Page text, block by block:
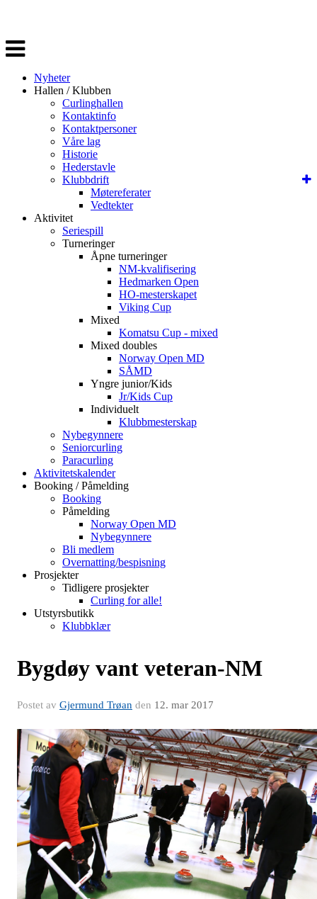
Veksle
navigasjon
Nyheter
Hallen / Klubben
Curlinghallen
Kontaktinfo
Kontaktpersoner
Våre lag
Historie
Hederstavle
Klubbdrift
Møtereferater
Vedtekter
Aktivitet
Seriespill
Turneringer
Åpne turneringer
NM-kvalifisering
Hedmarken Open
HO-mesterskapet
Viking Cup
Mixed
Komatsu Cup - mixed
Mixed doubles
Norway Open MD
SÅMD
Yngre junior/Kids
Jr/Kids Cup
Individuelt
Klubbmesterskap
Nybegynnere
Seniorcurling
Paracurling
Aktivitetskalender
Booking / Påmelding
Booking
Påmelding
Norway Open MD
Nybegynnere
Bli medlem
Overnatting/bespisning
Prosjekter
Tidligere prosjekter
Curling for alle!
Utstyrsbutikk
Klubbklær
Bygdøy vant veteran-NM
Postet av Gjermund Trøan den 12. mar 2017